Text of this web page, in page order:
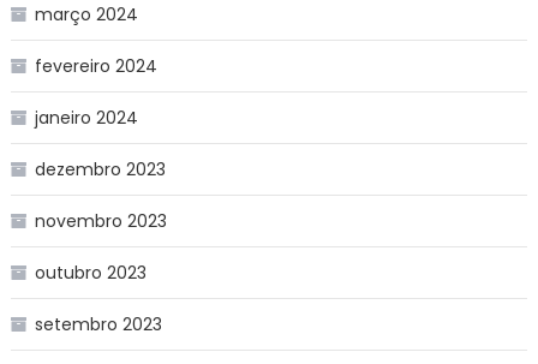
março 2024
fevereiro 2024
janeiro 2024
dezembro 2023
novembro 2023
outubro 2023
setembro 2023